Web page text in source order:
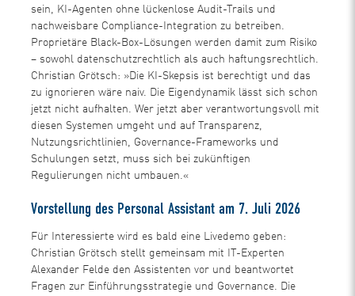
sein, KI-Agenten ohne lückenlose Audit-Trails und
nachweisbare Compliance-Integration zu betreiben.
Proprietäre Black-Box-Lösungen werden damit zum Risiko
– sowohl datenschutzrechtlich als auch haftungsrechtlich.
Christian Grötsch: »Die KI-Skepsis ist berechtigt und das
zu ignorieren wäre naiv. Die Eigendynamik lässt sich schon
jetzt nicht aufhalten. Wer jetzt aber verantwortungsvoll mit
diesen Systemen umgeht und auf Transparenz,
Nutzungsrichtlinien, Governance-Frameworks und
Schulungen setzt, muss sich bei zukünftigen
Regulierungen nicht umbauen.«
Vorstellung des Personal Assistant am 7. Juli 2026
Für Interessierte wird es bald eine Livedemo geben:
Christian Grötsch stellt gemeinsam mit IT-Experten
Alexander Felde den Assistenten vor und beantwortet
Fragen zur Einführungsstrategie und Governance. Die